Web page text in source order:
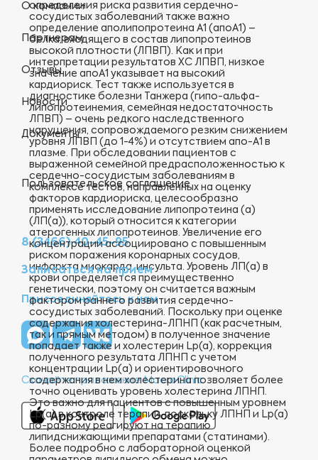
определения риска развития сердечно-
сосудистых заболеваний также важно
определение аполипопротеина А1 (апоА1) –
белка, входящего в состав липопротеинов
высокой плотности (ЛПВП). Как и при
интерпретации результатов ХС ЛПВП, низкое
значение апоА1 указывает на высокий
кардиориск. Тест также используется в
диагностике болезни Танжера (гипо-альфа-
липопротеинемия, семейная недостаточность
ЛПВП) – очень редкого наследственного
нарушения, сопровождаемого резким снижением
уровня ЛПВП (до 1-4%) и отсутствием апо-А1 в
плазме. При обследовании пациентов с
выраженной семейной предрасположенностью к
сердечно-сосудистым заболеваниям в
комплексе тестов, направленных на оценку
факторов кардиориска, целесообразно
применять исследование липопротеина (а)
(ЛП(а)), который относится к категории
атерогенных липопротеинов. Увеличение его
концентрации ассоциировано с повышенным
риском поражения коронарных сосудов,
инфаркта миокарда, инсульта. Уровень ЛП(а) в
крови определяется преимущественно
генетически, поэтому он считается важным
фактором раннего развития сердечно-
сосудистых заболеваний. Поскольку при оценке
содержания холестерина-ЛПНП (как расчетным,
так и прямым методом) в полученное значение
попадает также и холестерин Lp(a), коррекция
полученного результата ЛПНП с учетом
концентрации Lp(а) и ориентировочного
содержания в нем холестерина позволяет более
точно оценивать уровень холестерина ЛПНП.
Это важно для пациентов с повышенным уровнем
Lp(a) в контроле терапии, поскольку ЛПНП и Lp(a)
по-разному реагируют на терапию
липидснижающими препаратами (статинами).
Более подробно с лабораторной оценкой
О компании
Партнерам
Отзывы
Новости
Документы
Пользовательское соглашение
8 (3466) 40-45-95
Записаться на прием
Присоединяйтесь к нам
Скачайте приложение MacroClinic